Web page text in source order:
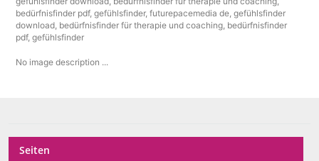
No image description ...
Seiten